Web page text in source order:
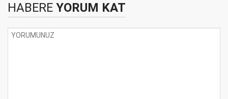
HABERE YORUM KAT